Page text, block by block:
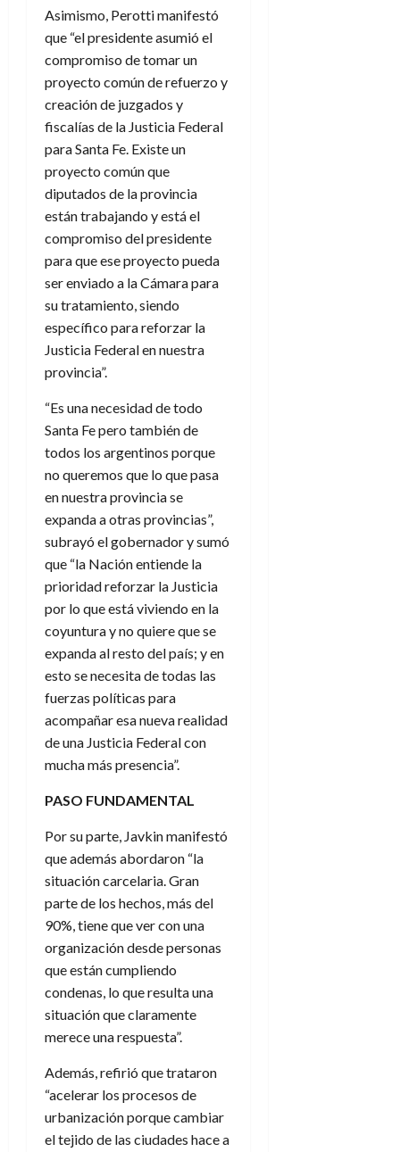
Asimismo, Perotti manifestó
que “el presidente asumió el
compromiso de tomar un
proyecto común de refuerzo y
creación de juzgados y
fiscalías de la Justicia Federal
para Santa Fe. Existe un
proyecto común que
diputados de la provincia
están trabajando y está el
compromiso del presidente
para que ese proyecto pueda
ser enviado a la Cámara para
su tratamiento, siendo
específico para reforzar la
Justicia Federal en nuestra
provincia”.
“Es una necesidad de todo
Santa Fe pero también de
todos los argentinos porque
no queremos que lo que pasa
en nuestra provincia se
expanda a otras provincias”,
subrayó el gobernador y sumó
que “la Nación entiende la
prioridad reforzar la Justicia
por lo que está viviendo en la
coyuntura y no quiere que se
expanda al resto del país; y en
esto se necesita de todas las
fuerzas políticas para
acompañar esa nueva realidad
de una Justicia Federal con
mucha más presencia”.
PASO FUNDAMENTAL
Por su parte, Javkin manifestó
que además abordaron “la
situación carcelaria. Gran
parte de los hechos, más del
90%, tiene que ver con una
organización desde personas
que están cumpliendo
condenas, lo que resulta una
situación que claramente
merece una respuesta”.
Además, refirió que trataron
“acelerar los procesos de
urbanización porque cambiar
el tejido de las ciudades hace a